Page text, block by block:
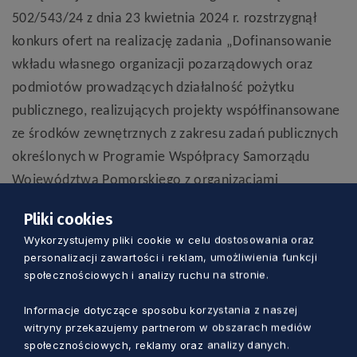
502/543/24 z dnia 23 kwietnia 2024 r. rozstrzygnął
konkurs ofert na realizację zadania „Dofinansowanie
wkładu własnego organizacji pozarządowych oraz
podmiotów prowadzących działalność pożytku
publicznego, realizujących projekty współfinansowane
ze środków zewnętrznych z zakresu zadań publicznych
określonych w Programie Współpracy Samorządu
Województwa Pomorskiego z organizacjami
aktywności obywatelskiej w obszarach: integracja i
pomoc społeczna, rozwój wspólnot i społeczności
lokalnych – wspieranie rozwoju partnerskiej
podmiotami świadczącymi usługi aktywizacji
i integracji na rzecz osób zagrożonych wykluczeniem
Pliki cookies
Wykorzystujemy pliki cookie w celu dostosowania oraz
personalizacji zawartości i reklam, umożliwienia funkcji
społecznościowych i analizy ruchu na stronie.
Informacje dotyczące sposobu korzystania z naszej
witryny przekazujemy partnerom w obszarach mediów
społecznościowych, reklamy oraz analizy danych.